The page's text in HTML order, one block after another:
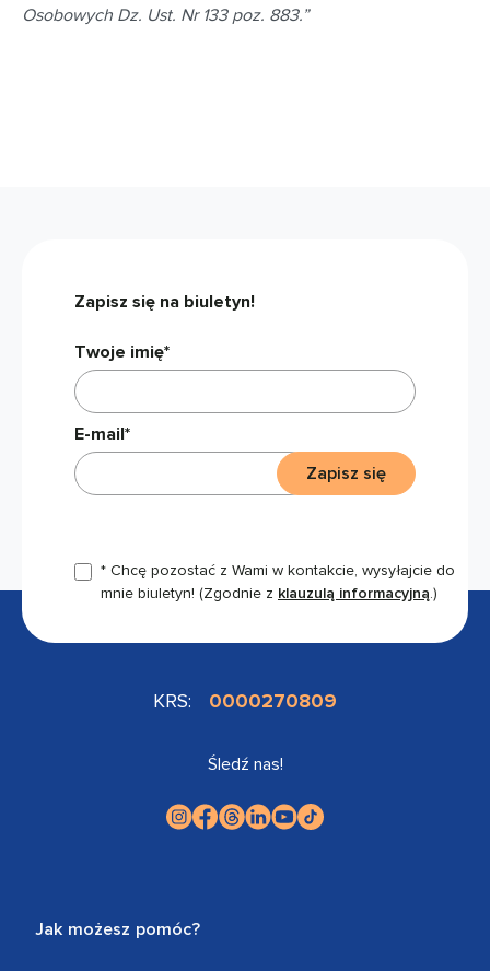
Osobowych Dz. Ust. Nr 133 poz. 883.”
Zapisz się na biuletyn!
Twoje imię*
E-mail*
* Chcę pozostać z Wami w kontakcie, wysyłajcie do
mnie biuletyn! (Zgodnie z klauzulą informacyjną.)
Zapisz się
KRS: 0000270809
Śledź nas!
Jak możesz pomóc?